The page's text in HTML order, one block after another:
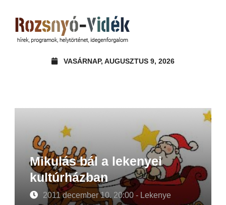
VASÁRNAP, AUGUSZTUS 9, 2026
Mikulás bál a lekenyei
kultúrházban
2011 december 10. 20:00 - Lekenye